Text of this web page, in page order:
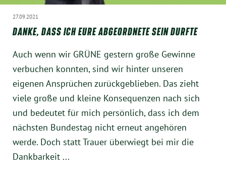
27.09.2021
DANKE, DASS ICH EURE ABGEORDNETE SEIN DURFTE
Auch wenn wir GRÜNE gestern große Gewinne
verbuchen konnten, sind wir hinter unseren
eigenen Ansprüchen zurückgeblieben. Das zieht
viele große und kleine Konsequenzen nach sich
und bedeutet für mich persönlich, dass ich dem
nächsten Bundestag nicht erneut angehören
werde. Doch statt Trauer überwiegt bei mir die
Dankbarkeit ...